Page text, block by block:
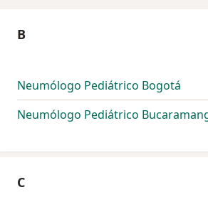
B
Neumólogo Pediátrico Bogotá
Neumólogo Pediátrico
C